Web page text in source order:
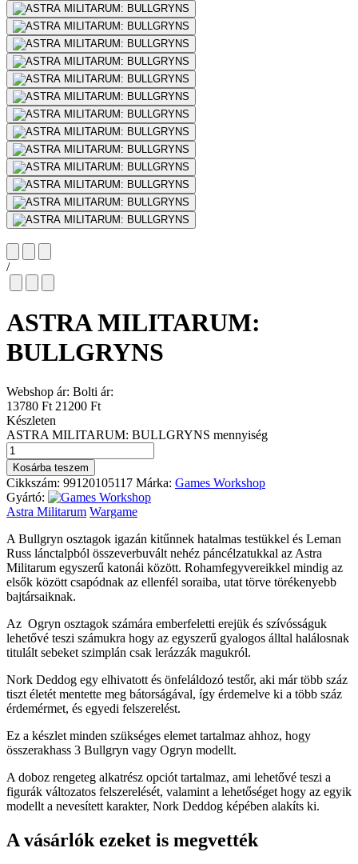
/
ASTRA MILITARUM:
BULLGRYNS
Webshop ár: Bolti ár:
13780 Ft 21200 Ft
Készleten
ASTRA MILITARUM: BULLGRYNS mennyiség
Kosárba teszem
Cikkszám: 99120105117 Márka: Games Workshop
Gyártó:
Astra Militarum Wargame
A Bullgryn osztagok igazán kitűnnek hatalmas testükkel és Leman
Russ lánctalpból összeverbuvált nehéz páncélzatukkal az Astra
Militarum egyszerű katonái között. Rohamfegyvereikkel mindig az
elsők között csapódnak az ellenfél soraiba, utat törve törékenyebb
bajtársaiknak.
Az Ogryn osztagok számára emberfeletti erejük és szívósságuk
lehetővé teszi számukra hogy az egyszerű gyalogos álltal halálosnak
titulált sebeket szimplán csak lerázzák magukról.
Nork Deddog egy elhivatott és önfeláldozó testőr, aki már több száz
tiszt életét mentette meg bátorságával, így érdemelve ki a több száz
érdemérmet, és egyedi felszerelést.
Ez a készlet minden szükséges elemet tartalmaz ahhoz, hogy
összerakhass 3 Bullgryn vagy Ogryn modellt.
A doboz rengeteg alkatrész opciót tartalmaz, ami lehetővé teszi a
figurák változatos felszerelését, valamint a lehetőséget hogy az egyik
modellt a nevesített karakter, Nork Deddog képében alakíts ki.
A vásárlók ezeket is megvették